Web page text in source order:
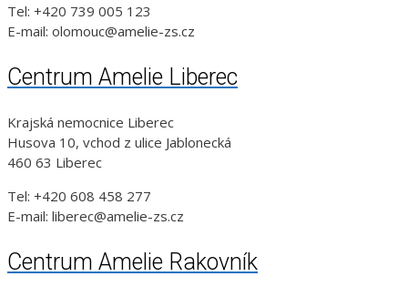
Tel: +420 739 005 123
E-mail: olomouc@amelie-zs.cz
Centrum Amelie Liberec
Krajská nemocnice Liberec
Husova 10, vchod z ulice Jablonecká
460 63 Liberec
Tel: +420 608 458 277
E-mail: liberec@amelie-zs.cz
Centrum Amelie Rakovník